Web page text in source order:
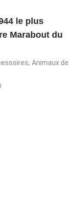
le plus
Marabout du
, Animaux de